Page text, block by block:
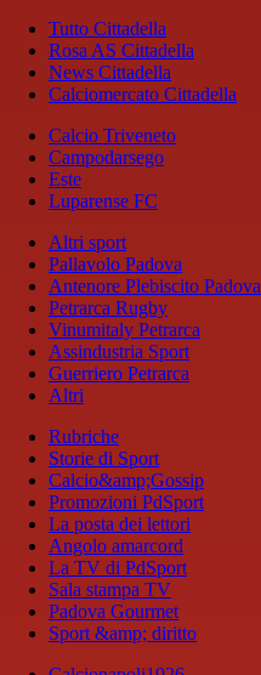
Tutto Cittadella
Rosa AS Cittadella
News Cittadella
Calciomercato Cittadella
Calcio Triveneto
Campodarsego
Este
Luparense FC
Altri sport
Pallavolo Padova
Antenore Plebiscito Padova
Petrarca Rugby
Vinumitaly Petrarca
Assindustria Sport
Guerriero Petrarca
Altri
Rubriche
Storie di Sport
Calcio&amp;Gossip
Promozioni PdSport
La posta dei lettori
Angolo amarcord
La TV di PdSport
Sala stampa TV
Padova Gourmet
Sport &amp; diritto